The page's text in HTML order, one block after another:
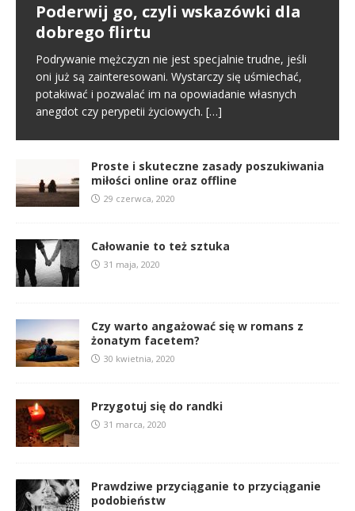
Poderwij go, czyli wskazówki dla
dobrego flirtu
Podrywanie mężczyzn nie jest specjalnie trudne, jeśli
oni już są zainteresowani. Wystarczy się uśmiechać,
potakiwać i pozwalać im na opowiadanie własnych
anegdot czy perypetii życiowych. […]
Pierwsze spotkanie
Poznajemy się na portalu randkowym i naszym
pierwszym kontaktem jest randka online. To normalny
schemat we współczesnym świecie. Na tym etapie
tworzy się pierwsze pierwsze[…]
Proste i skuteczne zasady
poszukiwania miłości online oraz
offline
W miłości nic nie jest proste i między innymi dlatego
jest ona tak wspaniała. Nie oznacza to jednak, że
samo zabieranie się za miłość musi
Proste i skuteczne zasady poszukiwania
miłości online oraz offline
29 czerwca, 2020
Całowanie to też sztuka
31 maja, 2020
Czy warto angażować się w romans z
żonatym facetem?
30 kwietnia, 2020
Przygotuj się do randki
31 marca, 2020
Prawdziwe przyciąganie to przyciąganie
podobieństw